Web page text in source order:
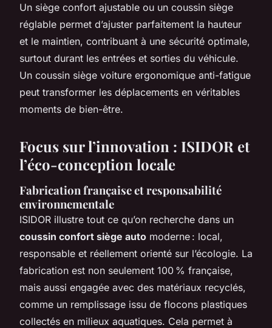
Un siège confort ajustable ou un coussin siège
réglable permet d’ajuster parfaitement la hauteur
et le maintien, contribuant à une sécurité optimale,
surtout durant les entrées et sorties du véhicule.
Un coussin siège voiture ergonomique anti-fatigue
peut transformer les déplacements en véritables
moments de bien-être.
Focus sur l’innovation : ISIDOR et
l’éco-conception locale
Fabrication française et responsabilité
environnementale
ISIDOR illustre tout ce qu’on recherche dans un
coussin confort siège auto moderne : local,
responsable et réellement orienté sur l’écologie. La
fabrication est non seulement 100 % française,
mais aussi engagée avec des matériaux recyclés,
comme un remplissage issu de flocons plastiques
collectés en milieux aquatiques. Cela permet à